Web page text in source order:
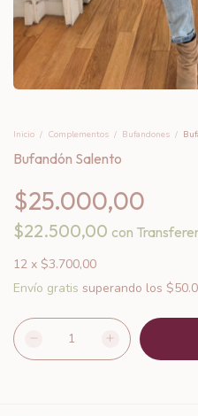
Inicio / Complementos / Bufandones /
Bufandón Salento
$25.000,00
$22.500,00 con
12 x $3.700,00
Envío gratis superando los